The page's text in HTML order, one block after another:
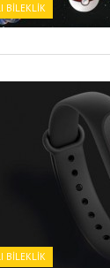
BILEKLIK
BILEKLIK